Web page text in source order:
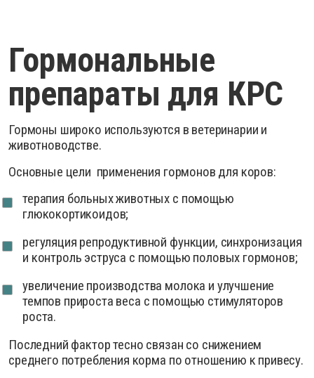
Гормональные
препараты для КРС
Гормоны широко используются в ветеринарии и
животноводстве.
Основные цели применения гормонов для коров:
терапия больных животных с помощью
глюкокортикоидов;
регуляция репродуктивной функции, синхронизация
и контроль эструса с помощью половых гормонов;
увеличение производства молока и улучшение
темпов прироста веса с помощью стимуляторов
роста.
Последний фактор тесно связан со снижением
среднего потребления корма по отношению к привесу.